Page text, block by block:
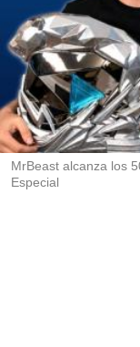
c
o
m
p
a
r
t
i
r
MrBeast alcanza los
Especial